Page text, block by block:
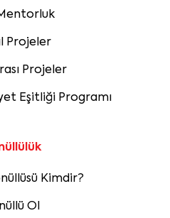
Projeler
Projeler
Eşitliği Programı
Kimdir?
Ol